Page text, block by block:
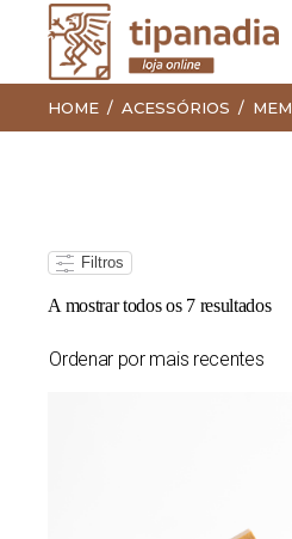
HOME ACESSÓRIOS
Filtros
A mostrar todos os 7 resultados
por
Ordenar por mais recentes